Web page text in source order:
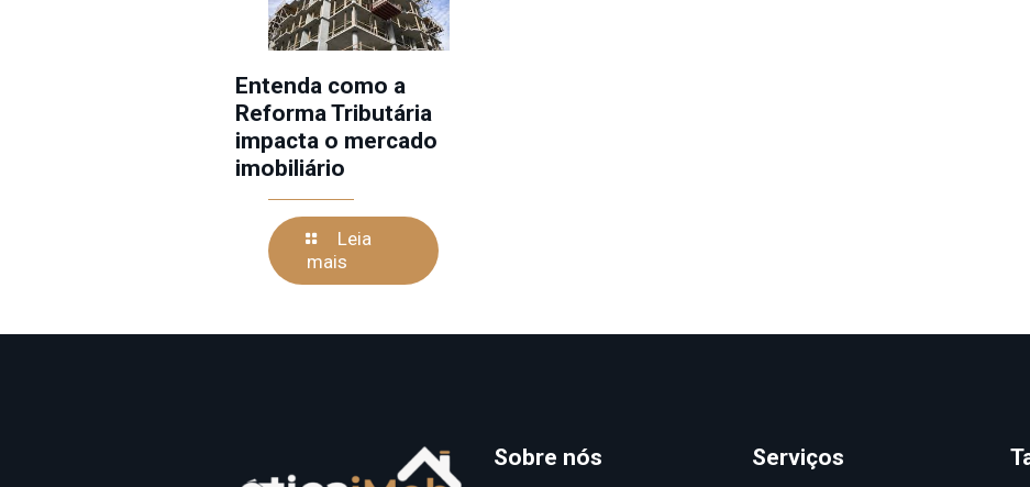
Entenda como a
Reforma Tributária
impacta o mercado
imobiliário
Leia
mais
Sobre nós Serviços